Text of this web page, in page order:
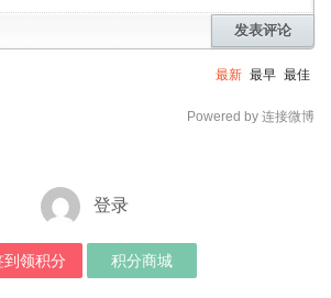
发表评论
最新 最早 最佳
Powered by 连接微博
登录
到领积分 积分商城